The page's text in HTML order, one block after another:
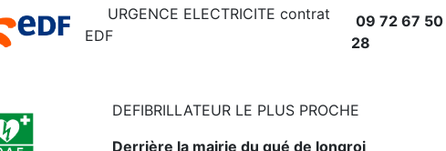
URGENCE ELECTRICITE contrat
EDF
09 72 67 50
28
DEFIBRILLATEUR LE PLUS PROCHE
Derrière la mairie du gué de longroi